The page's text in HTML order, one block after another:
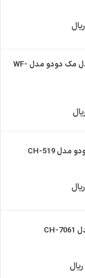
پک مسافرتی چند کاره کابل و مبدل مک دودو مدل WF-